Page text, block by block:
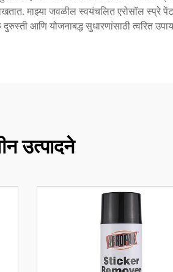
माझ्या जवळील स्वयंचलित एरोसॉल स्प्रे
आणि योजनाबद्ध सुधारणांसाठी त्वरित
उत्पादने